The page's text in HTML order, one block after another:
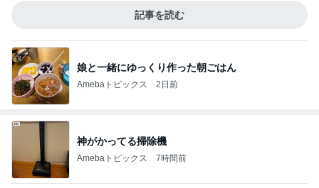
記事を読む
娘と一緒にゆっくり作った朝ごはん
Amebaトピックス 2日前
神がかってる掃除機
Amebaトピックス 7時間前